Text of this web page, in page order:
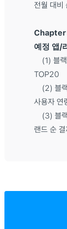
전월 대비
Chapter
예정 앱/
(1) 블랙
TOP20
(2) 블랙
사용자 연
(3) 블랙
랜드 순